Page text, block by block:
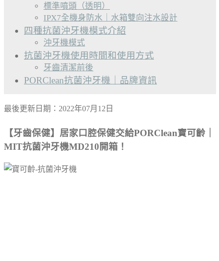
標準噴頭（透明）
IPX7全機身防水｜水箱雙向注水設計
四種抗菌沖牙機模式介紹
沖牙機模式
抗菌沖牙機使用時間和使用方式
牙齒清潔前後
PORClean抗菌沖牙機｜品牌資訊
最後更新日期：2022年07月12日
【牙齒保健】居家口腔保健交給PORClean寶可齡｜
MIT抗菌沖牙機MD210開箱！